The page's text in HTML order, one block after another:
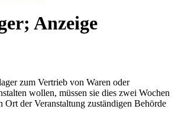
Anzeige
zum Vertrieb von Waren oder
wollen, müssen sie dies zwei Wochen
der Veranstaltung zuständigen Behörde